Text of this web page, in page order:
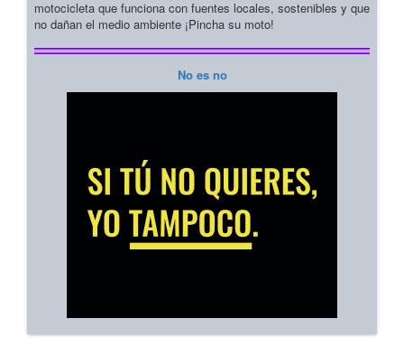
motocicleta que funciona con fuentes locales, sostenibles y que
no dañan el medio ambiente ¡Pincha su moto!
No es no